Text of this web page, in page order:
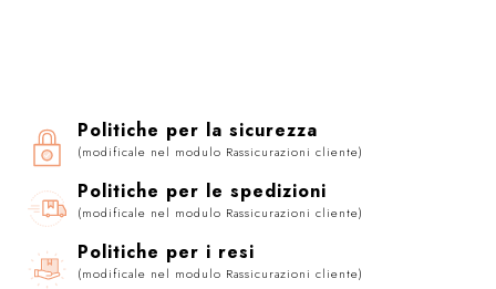
Politiche per la sicurezza
(modificale nel modulo Rassicurazioni cliente)
Politiche per le spedizioni
(modificale nel modulo Rassicurazioni cliente)
Politiche per i resi
(modificale nel modulo Rassicurazioni cliente)